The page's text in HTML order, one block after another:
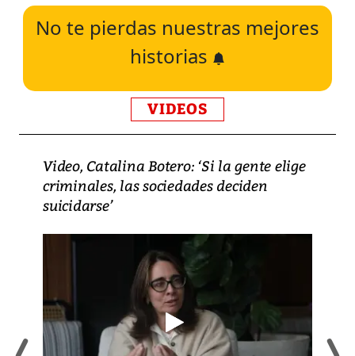
No te pierdas nuestras mejores
historias
VIDEOS
Video, Catalina Botero: ‘Si la gente elige
criminales, las sociedades deciden
suicidarse’